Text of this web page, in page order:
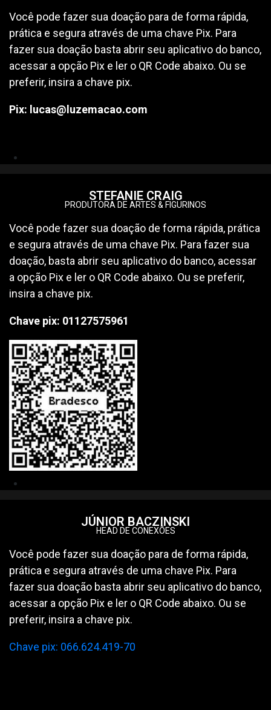
Você pode fazer sua doação para de forma rápida,
prática e segura através de uma chave Pix. Para
fazer sua doação basta abrir seu aplicativo do banco,
acessar a opção Pix e ler o QR Code abaixo. Ou se
preferir, insira a chave pix.
Pix: lucas@luzemacao.com
STEFANIE CRAIG
PRODUTORA DE ARTES & FIGURINOS
Você pode fazer sua doação de forma rápida, prática
e segura através de uma chave Pix. Para fazer sua
doação, basta abrir seu aplicativo do banco, acessar
a opção Pix e ler o QR Code abaixo. Ou se preferir,
insira a chave pix.
Chave pix: 01127575961
JÚNIOR BACZINSKI
HEAD DE CONEXÕES
Você pode fazer sua doação para de forma rápida,
prática e segura através de uma chave Pix. Para
fazer sua doação basta abrir seu aplicativo do banco,
acessar a opção Pix e ler o QR Code abaixo. Ou se
preferir, insira a chave pix.
Chave pix: 066.624.419-70